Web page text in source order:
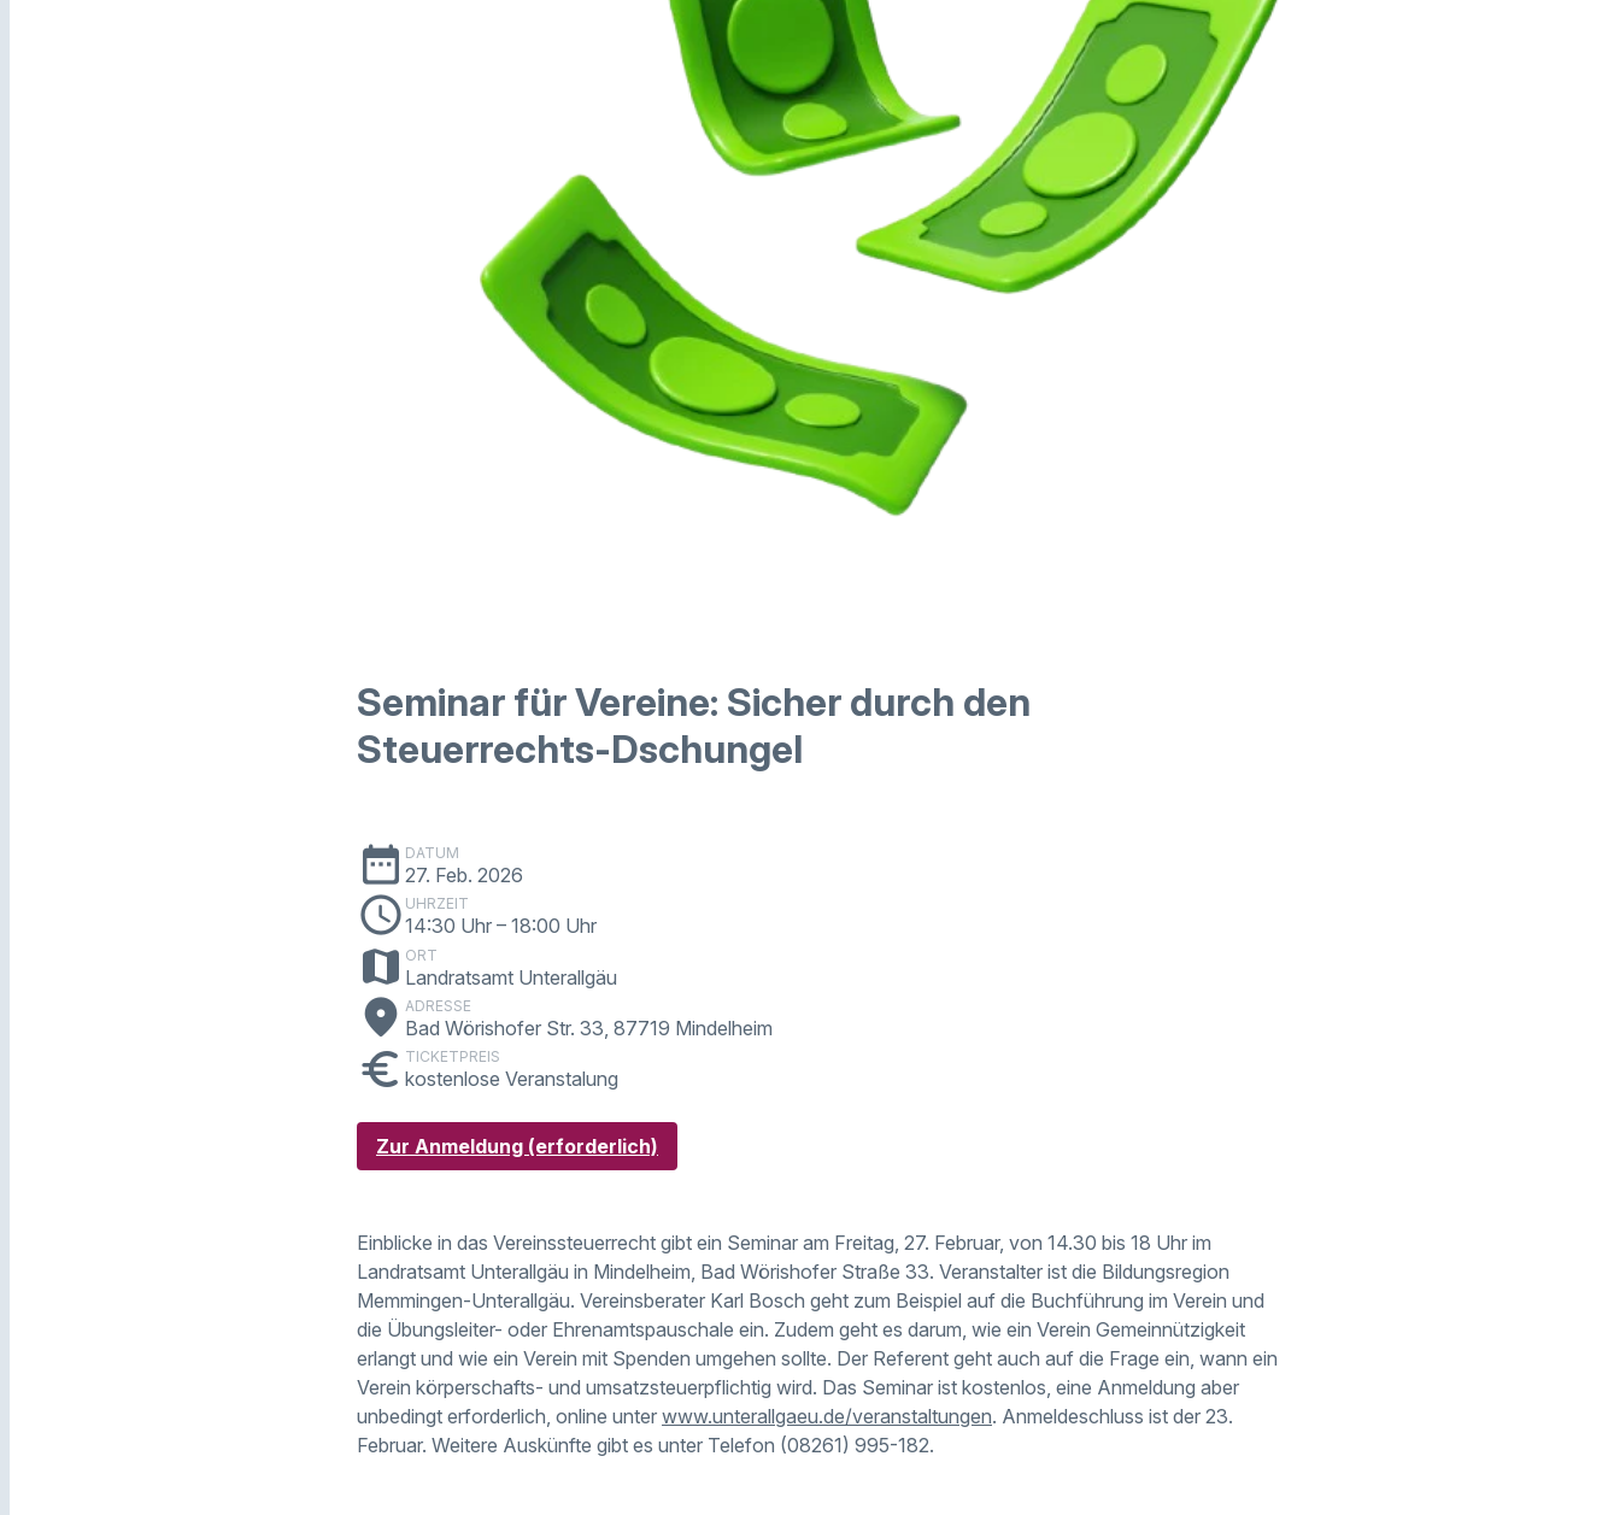
Seminar für Vereine: Sicher durch den
Steuerrechts-Dschungel
date_range DATUM
27. Feb. 2026
schedule UHRZEIT
14:30 Uhr – 18:00 Uhr
map ORT
Landratsamt Unterallgäu
place ADRESSE
Bad Wörishofer Str. 33, 87719 Mindelheim
euro TICKETPREIS
kostenlose Veranstalung
Zur Anmeldung (erforderlich)
Einblicke in das Vereinssteuerrecht gibt ein Seminar am Freitag, 27. Februar, von 14.30 bis 18 Uhr im
Landratsamt Unterallgäu in Mindelheim, Bad Wörishofer Straße 33. Veranstalter ist die Bildungsregion
Memmingen-Unterallgäu. Vereinsberater Karl Bosch geht zum Beispiel auf die Buchführung im Verein und
die Übungsleiter- oder Ehrenamtspauschale ein. Zudem geht es darum, wie ein Verein Gemeinnützigkeit
erlangt und wie ein Verein mit Spenden umgehen sollte. Der Referent geht auch auf die Frage ein, wann ein
Verein körperschafts- und umsatzsteuerpflichtig wird. Das Seminar ist kostenlos, eine Anmeldung aber
unbedingt erforderlich, online unter www.unterallgaeu.de/veranstaltungen. Anmeldeschluss ist der 23.
Februar. Weitere Auskünfte gibt es unter Telefon (08261) 995-182.